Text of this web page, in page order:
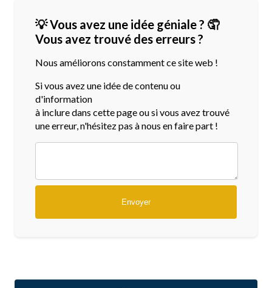
💡 Vous avez une idée géniale ? 🤦
Vous avez trouvé des erreurs ?
Nous améliorons constamment ce site web !
Si vous avez une idée de contenu ou
d'information
à inclure dans cette page ou si vous avez trouvé
une erreur, n'hésitez pas à nous en faire part !